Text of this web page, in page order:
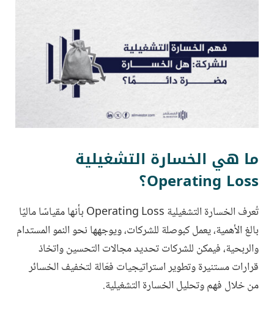
ما هي الخسارة التشغيلية
Operating Loss؟
تُعرف الخسارة التشغيلية Operating Loss بأنها مقياسًا ماليًا
بالغ الأهمية، يعمل كبوصلة للشركات، ويوجهها نحو النمو المستدام
والربحية، فيمكن للشركات تحديد مجالات التحسين واتخاذ
قرارات مستنيرة وتطوير استراتيجيات فعّالة لتخفيف الخسائر
من خلال فهم وتحليل الخسارة التشغيلية.